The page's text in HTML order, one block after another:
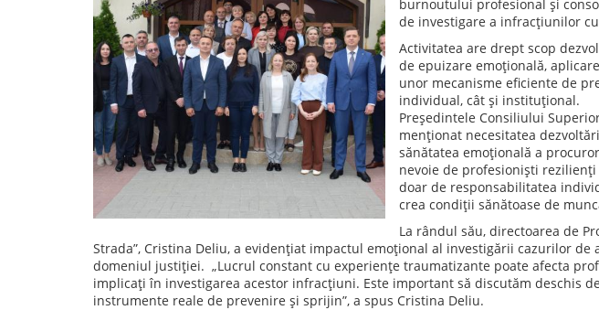
burnoutului profesional și
de investigare a infracțiunilor
Activitatea are drept scop
de epuizare emoțională,
unor mecanisme eficiente de
individual, cât și instituțional.
Președintele Consiliului
menționat necesitatea
sănătatea emoțională a
nevoie de profesioniști
doar de responsabilitatea
crea condiții sănătoase de
La rândul său, directoarea de
Strada”, Cristina Deliu, a evidențiat impactul emoțional al investigării cazurilor
domeniul justiției. „Lucrul constant cu experiențe traumatizante poate afecta
implicați în investigarea acestor infracțiuni. Este important să discutăm deschis
instrumente reale de prevenire și sprijin”, a spus Cristina Deliu.